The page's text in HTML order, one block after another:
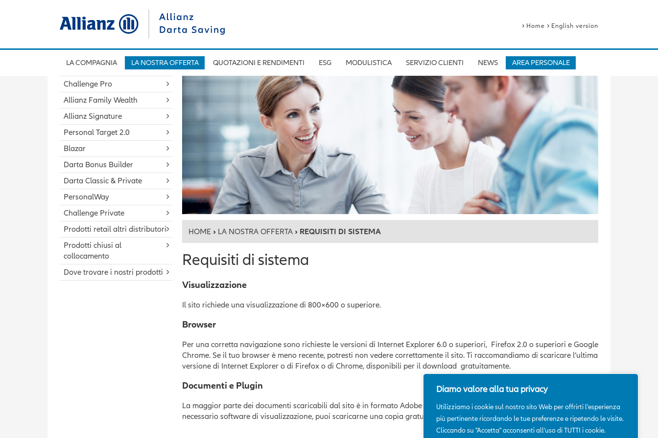
Diamo valore alla tua privacy
Utilizziamo i cookie sul nostro sito Web per offrirti l'esperienza
più pertinente ricordando le tue preferenze e ripetendo le visite.
Cliccando su "Accetta" acconsenti all'uso di TUTTI i cookie.
› Home › English version
LA COMPAGNIA LA NOSTRA OFFERTA QUOTAZIONI E RENDIMENTI ESG MODULISTICA SERVIZIO CLIENTI NEWS AREA PERSONALE
Challenge Pro
Allianz Family Wealth
Allianz Signature
Personal Target 2.0
Blazar
Darta Bonus Builder
Darta Classic & Private
PersonalWay
Challenge Private
Prodotti retail altri distributori
Prodotti chiusi al
collocamento
Dove trovare i nostri prodotti
HOME› LA NOSTRA OFFERTA› REQUISITI DI SISTEMA
Requisiti di sistema
Visualizzazione
Il sito richiede una visualizzazione di 800×600 o superiore.
Browser
Per una corretta navigazione sono richieste le versioni di Internet Explorer 6.0 o superiori, Firefox 2.0 o superiori e Google
Chrome. Se il tuo browser è meno recente, potresti non vedere correttamente il sito. Ti raccomandiamo di scaricare l’ultima
versione di Internet Explorer o di Firefox o di Chrome, disponibili per il download gratuitamente.
Documenti e Plugin
La maggior parte dei documenti scaricabili dal sito è in formato Adobe Acrobat (.pdf). Se il tuo computer è sprovvisto del
necessario software di visualizzazione, puoi scaricarne una copia gratuitamente sul sito di Adobe.